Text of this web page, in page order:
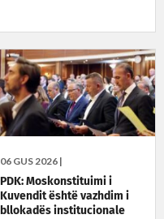
06 GUS 2026 |
PDK: Moskonstituimi i
Kuvendit është vazhdim i
bllokadës institucionale